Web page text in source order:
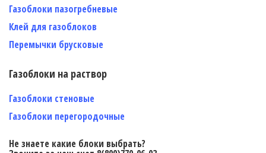
Газоблоки пазогребневые
Клей для газоблоков
Перемычки брусковые
Газоблоки на раствор
Газоблоки стеновые
Газоблоки перегородочные
Не знаете какие блоки выбрать?